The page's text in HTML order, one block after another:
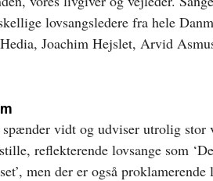
lovsangsledere fra hele
Joachim Hejslet, Arvid
spænder vidt og udviser utrolig stor
reflekterende lovsange som
men der er også